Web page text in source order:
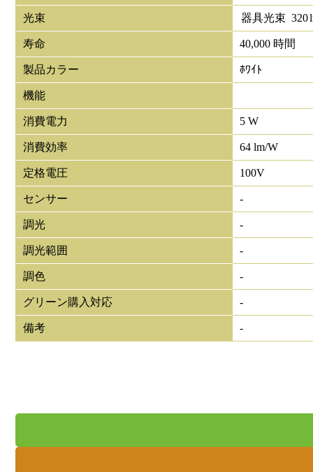
光束 器具光束 320
寿命 40,000 時間
製品カラー ﾎﾜｲﾄ
機能
消費電力 5 W
消費効率 64 lm/W
定格電圧 100V
センサー -
調光 -
調光範囲 -
調色 -
グリーン購入対応 -
備考 -